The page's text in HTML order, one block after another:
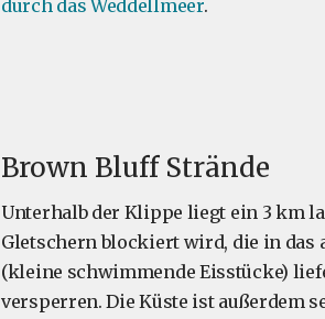
durch das Weddellmeer.
Brown Bluff Strände
Unterhalb der Klippe liegt ein 3 km
Gletschern blockiert wird, die in das
(kleine schwimmende Eisstücke)
versperren. Die Küste ist außerdem